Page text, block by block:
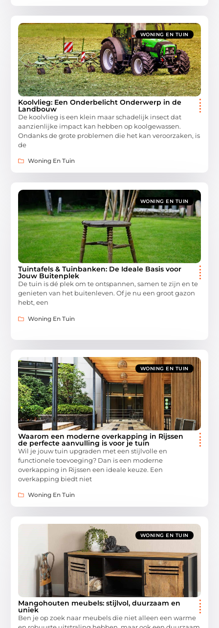
WONING EN TUIN
Koolvlieg: Een Onderbelicht Onderwerp in de
Landbouw
De koolvlieg is een klein maar schadelijk insect dat
aanzienlijke impact kan hebben op koolgewassen.
Ondanks de grote problemen die het kan veroorzaken, is
de
Woning En Tuin
WONING EN TUIN
Tuintafels & Tuinbanken: De Ideale Basis voor
Jouw Buitenplek
De tuin is dé plek om te ontspannen, samen te zijn en te
genieten van het buitenleven. Of je nu een groot gazon
hebt, een
Woning En Tuin
WONING EN TUIN
Waarom een moderne overkapping in Rijssen
de perfecte aanvulling is voor je tuin
Wil je jouw tuin upgraden met een stijlvolle en
functionele toevoeging? Dan is een moderne
overkapping in Rijssen een ideale keuze. Een
overkapping biedt niet
Woning En Tuin
WONING EN TUIN
Mangohouten meubels: stijlvol, duurzaam en
uniek
Ben je op zoek naar meubels die niet alleen een warme